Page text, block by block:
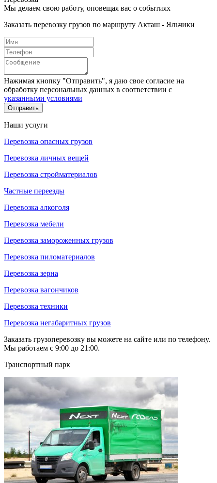
Мы делаем свою работу, оповещая вас о событиях
Заказать перевозку грузов по маршруту Акташ - Яльчики
Нажимая кнопку "Отправить", я даю свое согласие на
обработку персональных данных в соответствии с
указанными условиями
Отправить
Наши услуги
Перевозка опасных грузов
Перевозка личных вещей
Перевозка стройматериалов
Частные переезды
Перевозка алкоголя
Перевозка мебели
Перевозка замороженных грузов
Перевозка пиломатериалов
Перевозка зерна
Перевозка вагончиков
Перевозка техники
Перевозка негабаритных грузов
Заказать грузоперевозку вы можете на сайте или по телефону.
Мы работаем с 9:00 до 21:00.
Транспортный парк